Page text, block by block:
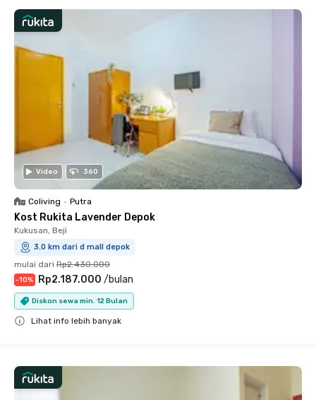
Video 360
Coliving • Putra
Kost Rukita Lavender Depok
Kukusan, Beji
3.0 km dari d mall depok
mulai dari Rp2.430.000
-10% Rp2.187.000 /bulan
Diskon sewa min. 12 Bulan
Lihat info lebih banyak